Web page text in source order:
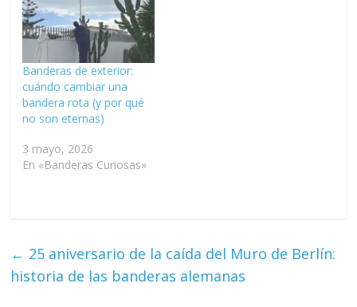
Banderas de exterior:
cuándo cambiar una
bandera rota (y por qué
no son eternas)
3 mayo, 2026
En «Banderas Curiosas»
← 25 aniversario de la caída del Muro de Berlín:
historia de las banderas alemanas